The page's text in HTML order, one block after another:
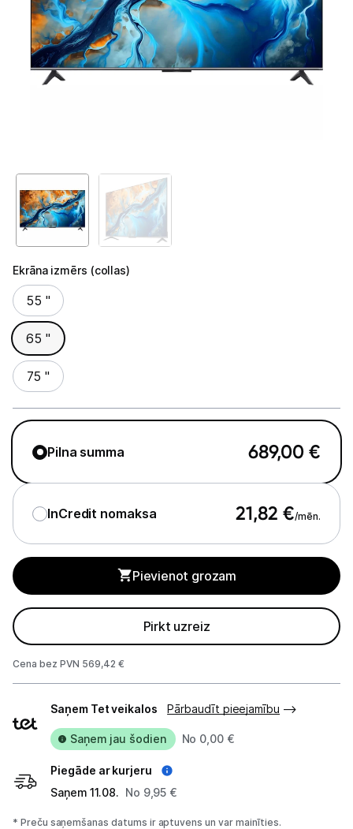
Televizoru stiprinājumi
TV rāmji
Pārsprieguma aizsargi
TV statīvi
Tet Virszemes televīzija
TV iekārtas
Datortehnika
Telefoni, planšetdatori
Skaistumkopšana
Sports un atpūta
Ražotāju atjaunota tehnika
Vēlmju saraksts
Blogs
Piegāde un apmaksa
Ekrāna izmērs (collas)
Ekrāna izmērs (collas)
55 "
65 "
75 "
Pilna summa 689,00 €
InCredit nomaksa 21,82 €/mēn.
Pievienot grozam
Pirkt uzreiz
Cena bez PVN 569,42 €
veidi
Saņem Tet veikalos Pārbaudīt pieejamību
Saņem jau šodien No 0,00 €
Piegāde ar kurjeru
Saņem 11.08. No 9,95 €
* Preču saņemšanas datums ir aptuvens un var mainīties.